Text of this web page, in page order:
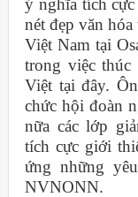
ý nghĩa tích
nét đẹp văn
Việt Nam tại
trong việc thúc
Việt tại đây.
chức hội đoàn
nữa các lớp
tích cực giới
ứng những
NVNONN.